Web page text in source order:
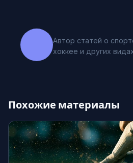
Автор статей о
хоккее и других
Похожие материалы